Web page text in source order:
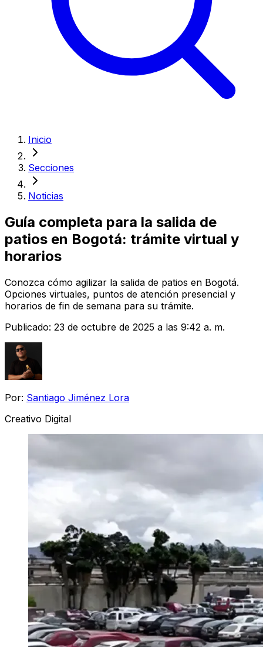
Inicio
Secciones
Noticias
Guía completa para la salida de
patios en Bogotá: trámite virtual y
horarios
Conozca cómo agilizar la salida de patios en Bogotá.
Opciones virtuales, puntos de atención presencial y
horarios de fin de semana para su trámite.
Publicado: 23 de octubre de 2025 a las 9:42 a. m.
Por: Santiago Jiménez Lora
Creativo Digital